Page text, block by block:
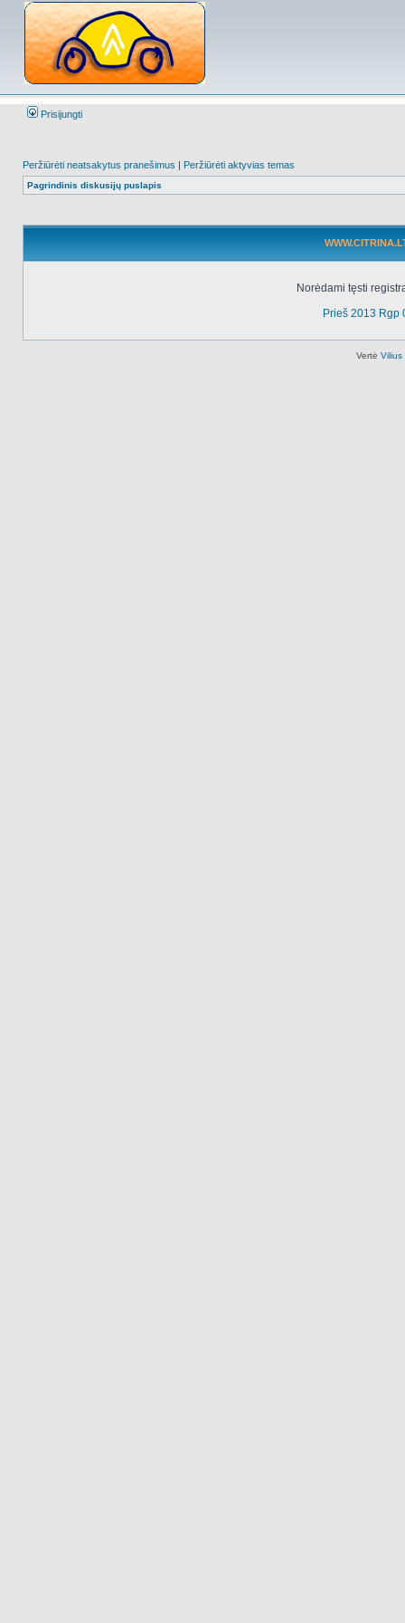
Prisijungti
Peržiūrėti neatsakytus pranešimus | Peržiūrėti aktyvias temas
Pagrindinis diskusijų puslapis
Norėdami tęsti
Prieš 2013 Rgp
Vertė Vilius